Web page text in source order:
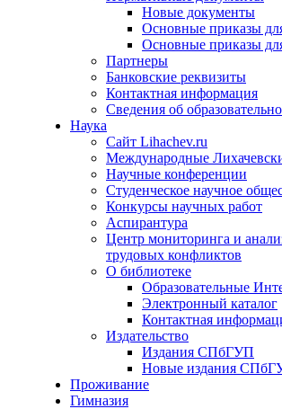
Новые документы
Основные приказы
Основные приказы
Партнеры
Банковские реквизиты
Контактная информация
Сведения об
Наука
Сайт Lihachev.ru
Международные
Научные конференции
Студенческое научное
Конкурсы научных работ
Аспирантура
Центр мониторинга и
трудовых конфликтов
О библиотеке
Образовательные
Электронный каталог
Контактная
Издательство
Издания СПбГУП
Новые издания
Проживание
Гимназия